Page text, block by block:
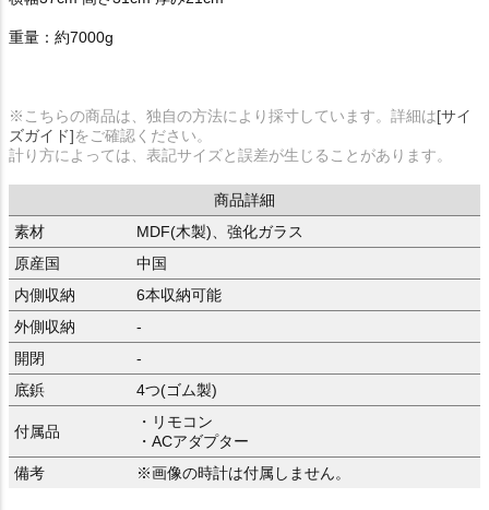
重量：約7000g
※こちらの商品は、独自の方法により採寸しています。詳細は[サイ
ズガイド]をご確認ください。
計り方によっては、表記サイズと誤差が生じることがあります。
商品詳細
素材
MDF(木製)、強化ガラス
原産国
中国
内側収納
6本収納可能
外側収納
-
開閉
-
底鋲
4つ(ゴム製)
付属品
・リモコン
・ACアダプター
備考
※画像の時計は付属しません。